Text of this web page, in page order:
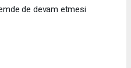
de devam etmesi